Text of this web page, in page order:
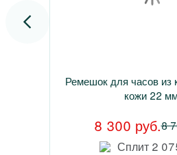
Ремешок для часов из
кожи 22
8 300 руб.8
Сплит 2